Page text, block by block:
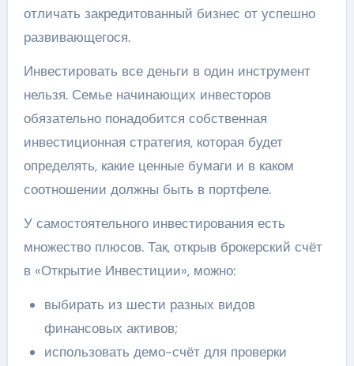
отличать закредитованный бизнес от успешно
развивающегося.
Инвестировать все деньги в один инструмент
нельзя. Семье начинающих инвесторов
обязательно понадобится собственная
инвестиционная стратегия, которая будет
определять, какие ценные бумаги и в каком
соотношении должны быть в портфеле.
У самостоятельного инвестирования есть
множество плюсов. Так, открыв брокерский счёт
в «Открытие Инвестиции», можно:
выбирать из шести разных видов
финансовых активов;
использовать демо-счёт для проверки